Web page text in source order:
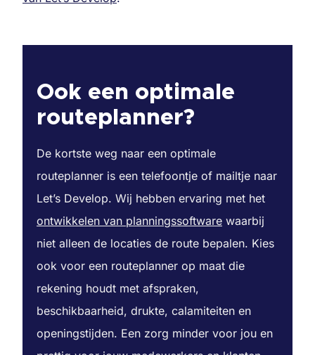
Ook een optimale
routeplanner?
De kortste weg naar een optimale
routeplanner is een telefoontje of mailtje naar
Let’s Develop. Wij hebben ervaring met het
ontwikkelen van planningssoftware waarbij
niet alleen de locaties de route bepalen. Kies
ook voor een routeplanner op maat die
rekening houdt met afspraken,
beschikbaarheid, drukte, calamiteiten en
openingstijden. Een zorg minder voor jou en